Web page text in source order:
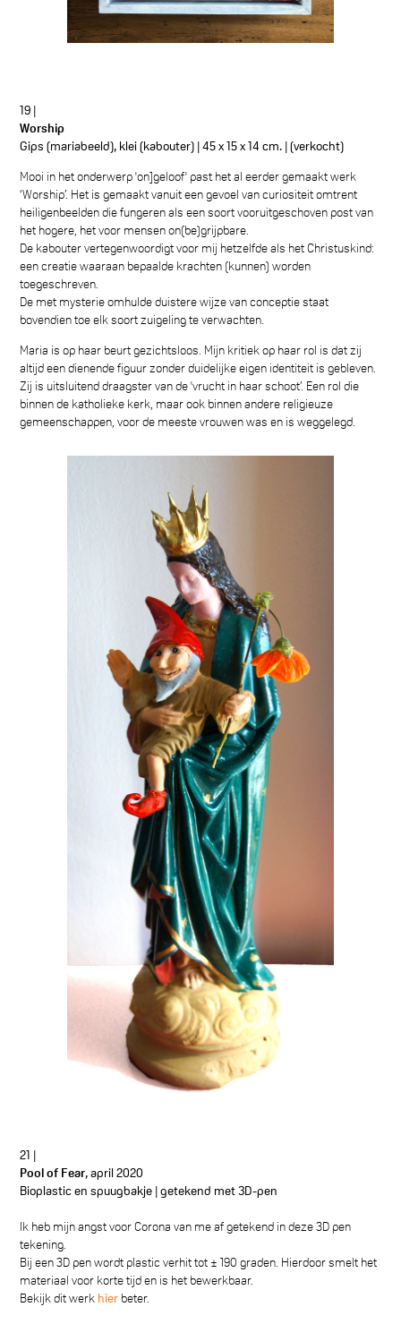
19 |
Worship
Gips (mariabeeld), klei (kabouter) | 45 x 15 x 14 cm. | (verkocht)
Mooi in het onderwerp 'on]geloof' past het al eerder gemaakt werk
‘Worship’. Het is gemaakt vanuit een gevoel van curiositeit omtrent
heiligenbeelden die fungeren als een soort vooruitgeschoven post van
het hogere, het voor mensen on(be)grijpbare.
De kabouter vertegenwoordigt voor mij hetzelfde als het Christuskind:
een creatie waaraan bepaalde krachten (kunnen) worden
toegeschreven.
De met mysterie omhulde duistere wijze van conceptie staat
bovendien toe elk soort zuigeling te verwachten.
Maria is op haar beurt gezichtsloos. Mijn kritiek op haar rol is dat zij
altijd een dienende figuur zonder duidelijke eigen identiteit is gebleven.
Zij is uitsluitend draagster van de 'vrucht in haar schoot’. Een rol die
binnen de katholieke kerk, maar ook binnen andere religieuze
gemeenschappen, voor de meeste vrouwen was en is weggelegd.
21 |
Pool of Fear, april 2020
Bioplastic en spuugbakje | getekend met 3D-pen
Ik heb mijn angst voor Corona van me af getekend in deze 3D pen
tekening.
Bij een 3D pen wordt plastic verhit tot ± 190 graden. Hierdoor smelt het
materiaal voor korte tijd en is het bewerkbaar.
Bekijk dit werk hier beter.